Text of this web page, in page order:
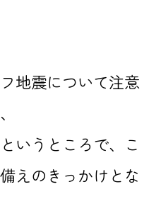
地震について注意
いうところで、こ
えのきっかけとな